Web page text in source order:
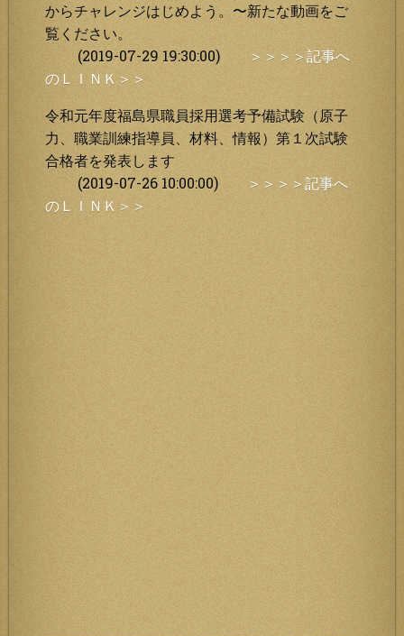
からチャレンジはじめよう。〜新たな動画をご
覧ください。
(2019-07-29 19:30:00)
＞＞＞＞記事へ
のＬＩＮＫ＞＞
令和元年度福島県職員採用選考予備試験（原子
力、職業訓練指導員、材料、情報）第１次試験
合格者を発表します
(2019-07-26 10:00:00)
＞＞＞＞記事へ
のＬＩＮＫ＞＞